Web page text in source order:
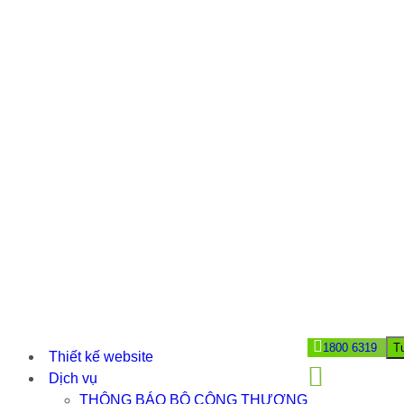
Thiết kế website
Dịch vụ
THÔNG BÁO BỘ CÔNG THƯƠNG
1800 6319